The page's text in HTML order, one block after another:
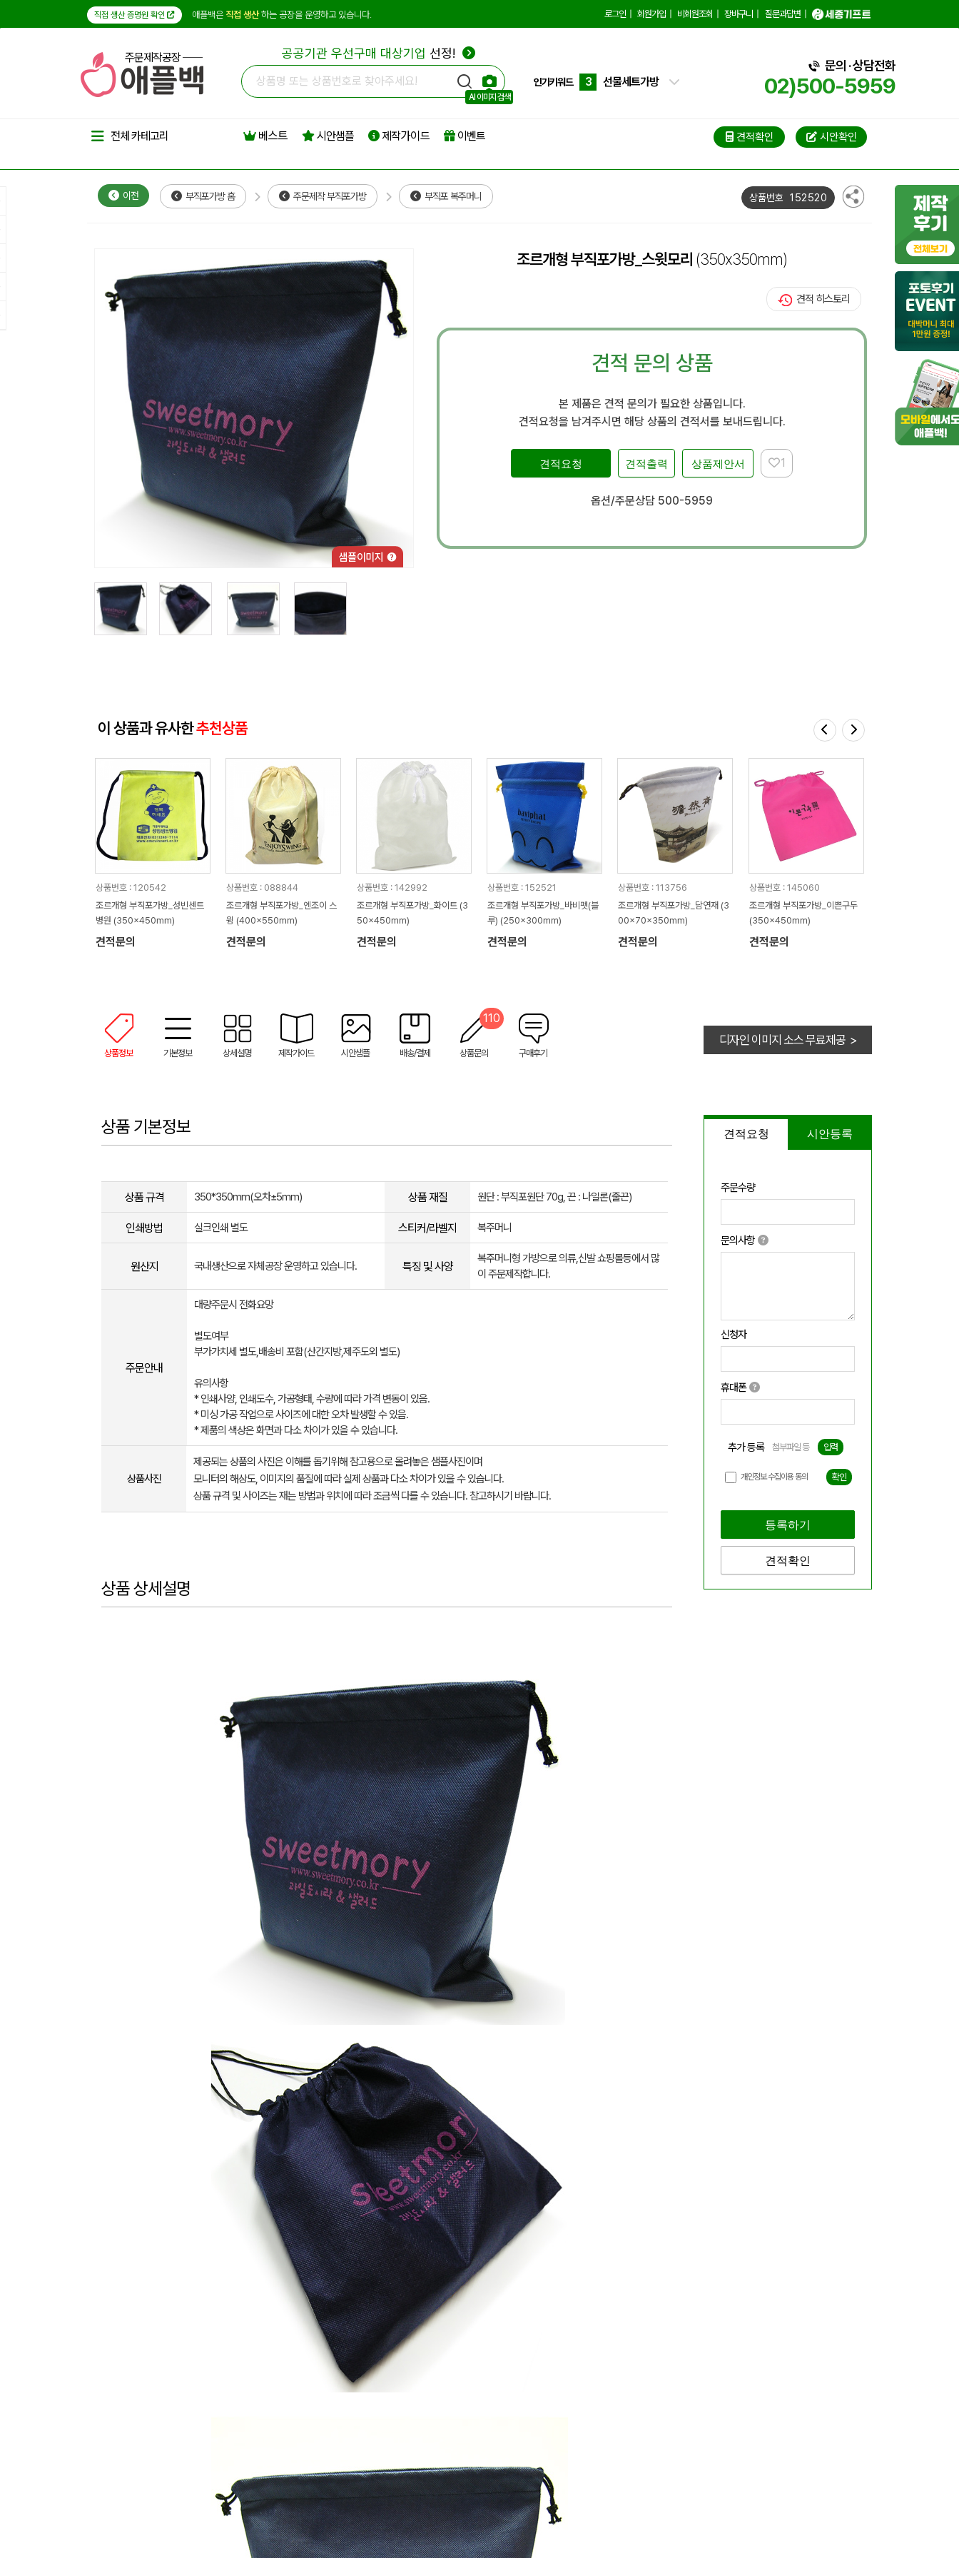
직접 생산 증명원 확인 애플백은 직접 생산하는 공장을 운영하고 있습니다. 로그인 회원가입 비회원조회 장바구니 질문과답변
주문제작공장 공공기관 우선구매 대상기업 선정!
AI 이미지 검색
인기키워드
1
에코백
3
선물세트가방
더스트백
문의 · 상담전화
02)500-5959
전체 카테고리 베스트 시안샘플 제작가이드 이벤트 견적확인 시안확인
이전 부직포가방 홈 주문제작 부직포가방 부직포 복주머니 상품번호 152520
조르개형 부직포가방_스윗모리 (350x350mm)
견적 히스토리
견적 문의 상품
본 제품은 견적 문의가 필요한 상품입니다.
견적요청을 남겨주시면 해당 상품의 견적서를 보내드립니다.
견적요청 1
상품제안서
견적출력
옵션/주문상담 500-5959
이 상품과 유사한추천상품
상품번호 : 120542
조르개형 부직포가방_성빈센트
병원 (350x450mm)
견적문의
상품번호 : 088844
조르개형 부직포가방_엔조이 스
윙 (400x550mm)
견적문의
상품번호 : 142992
조르개형 부직포가방_화이트 (3
50x450mm)
견적문의
상품번호 : 152521
조르개형 부직포가방_바비펫(블
루) (250x300mm)
견적문의
상품번호 : 113756
조르개형 부직포가방_담연재 (3
00x70x350mm)
견적문의
상품번호 : 145060
조르개형 부직포가방_이쁜구두
(350x450mm)
견적문의
상품정보 기본정보 상세설명 제작가이드 시안샘플 배송/결제 상품문의
110
구매후기
디자인 이미지 소스 무료제공 >
견적요청 시안등록
주문수량
문의사항
신청자
휴대폰
추가 등록 첨부파일 등 입력
개인정보 수집이용 동의 확인
등록하기
견적확인
상품 기본정보
상품 규격 350*350mm(오차±5mm​)​ 상품 재질 원단 : 부직포원단 70g, 끈 : 나일론(줄끈)
인쇄방법 실크인쇄 별도 스티커/라벨지 복주머니
원산지 국내생산으로 자체공장 운영하고 있습니다. 특징 및 사양
복주머니형 가방으로 의류,신발 쇼핑몰등에서 많
이 주문제작합니다.
주문안내
대량주문시 전화요망
별도여부
부가가치세 별도,배송비 포함(산간지방,제주도외 별도)​
유의사항
* 인쇄사양, 인쇄도수, 가공형태, 수량에 따라 가격 변동이 있음.
* ​미싱 가공 작업으로 사이즈에 대한 오차 발생할 수 있음.​
* ​제품의 색상은 화면과 다소 차이가 있을 수 있습니다.
상품사진
제공되는 상품의 사진은 이해를 돕기위해 참고용으로 올려놓은 샘플사진이며
모니터의 해상도, 이미지의 품질에 따라 실제 상품과 다소 차이가 있을 수 있습니다.
상품 규격 및 사이즈는 재는 방법과 위치에 따라 조금씩 다를 수 있습니다. 참고하시기 바랍니다.
상품 상세설명